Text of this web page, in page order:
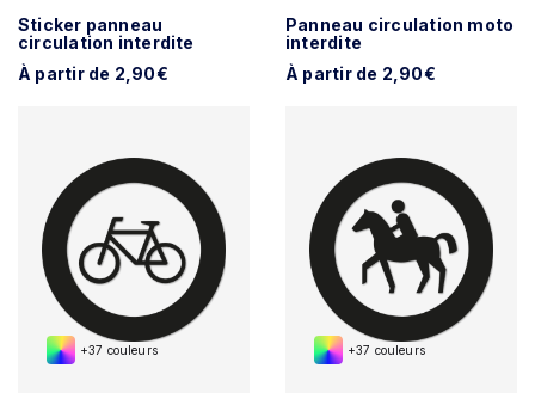
Sticker panneau
circulation interdite
À partir de 2,90€
Panneau circulation moto
interdite
À partir de 2,90€
+37 couleurs +37 couleurs